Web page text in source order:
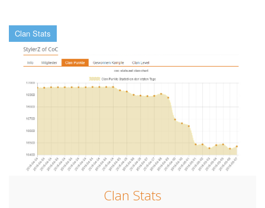
Clan Stats
Clan Stats